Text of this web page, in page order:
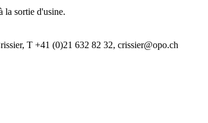
la sortie d'usine.
T +41 (0)21 632 82 32, crissier@opo.ch